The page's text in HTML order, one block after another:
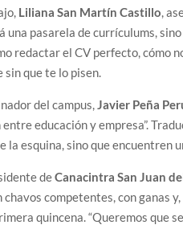
Liliana San Martín Castillo,
una pasarela de currículums,
redactar el CV perfecto, cómo
que te lo pisen.
del campus,Javier Peña
educación y empresa”.
la esquina, sino que encuentren
deCanacintra San Juan
competentes, con ganas
quincena. “Queremos que